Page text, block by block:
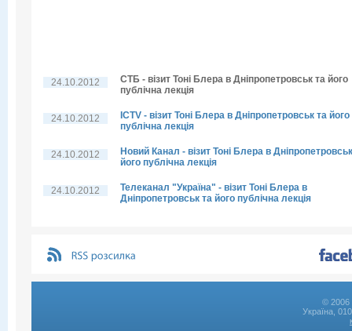
24.10.2012
СТБ - візит Тоні Блера в Дніпропетровськ та його
публічна лекція
24.10.2012
ICTV - візит Тоні Блера в Дніпропетровськ та його
публічна лекція
24.10.2012
Новий Канал - візит Тоні Блера в
його публічна лекція
24.10.2012
Телеканал "Україна" - візит Тоні Блера в
Дніпропетровськ та його публічна лекція
© 2006
Україна,